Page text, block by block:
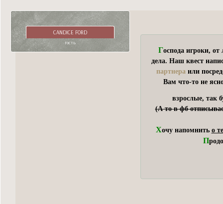
CANDICE FORD
гость
Господа игроки,
дела. Наш квест
партнераили
Вам что-то не
взрослые, так
(А то в фб
Хочу напомнить о
П